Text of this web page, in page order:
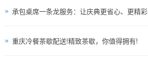
承包桌席一条龙服务：让庆典更省心、更精彩
重庆冷餐茶歇配送!精致茶歇，你值得拥有!